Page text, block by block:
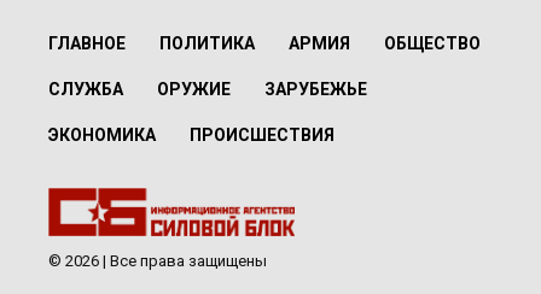
ГЛАВНОЕ ПОЛИТИКА АРМИЯ ОБЩЕСТВО
СЛУЖБА ОРУЖИЕ ЗАРУБЕЖЬЕ
ЭКОНОМИКА ПРОИСШЕСТВИЯ
© 2026 | Все права защищены